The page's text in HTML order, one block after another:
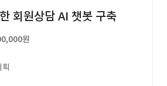
회원상담 AI 챗봇 구축
원